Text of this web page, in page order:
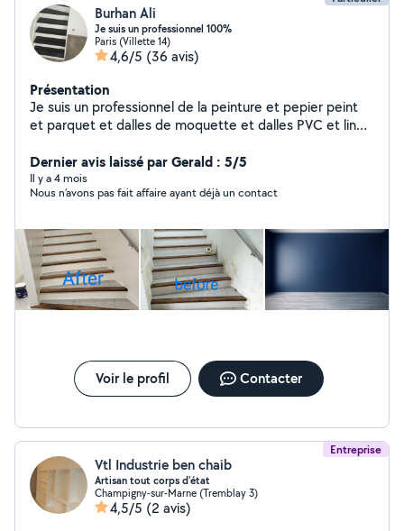
Burhan Ali
Je suis un professionnel 100%
Paris (Villette 14)
4,6/5 (36 avis)
Présentation
Je suis un professionnel de la peinture et pepier peint
et parquet et dalles de moquette et dalles PVC et lino
juste confiance une fois et j'espère que vous me
rappellerez, Croyez-moi, je vous ferai un travail très bon
et propre merci beaucoup
Dernier avis laissé par Gerald : 5/5
Il y a 4 mois
Nous n’avons pas fait affaire ayant déjà un contact
Voir le profil Contacter
Entreprise
Vtl Industrie ben chaib
Artisan tout corps d'état
Champigny-sur-Marne (Tremblay 3)
4,5/5 (2 avis)